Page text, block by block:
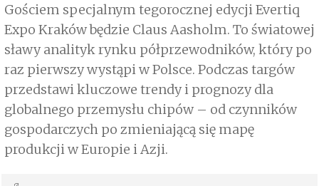
Gościem specjalnym tegorocznej edycji Evertiq
Expo Kraków będzie Claus Aasholm. To światowej
sławy analityk rynku półprzewodników, który po
raz pierwszy wystąpi w Polsce. Podczas targów
przedstawi kluczowe trendy i prognozy dla
globalnego przemysłu chipów – od czynników
gospodarczych po zmieniającą się mapę
produkcji w Europie i Azji.